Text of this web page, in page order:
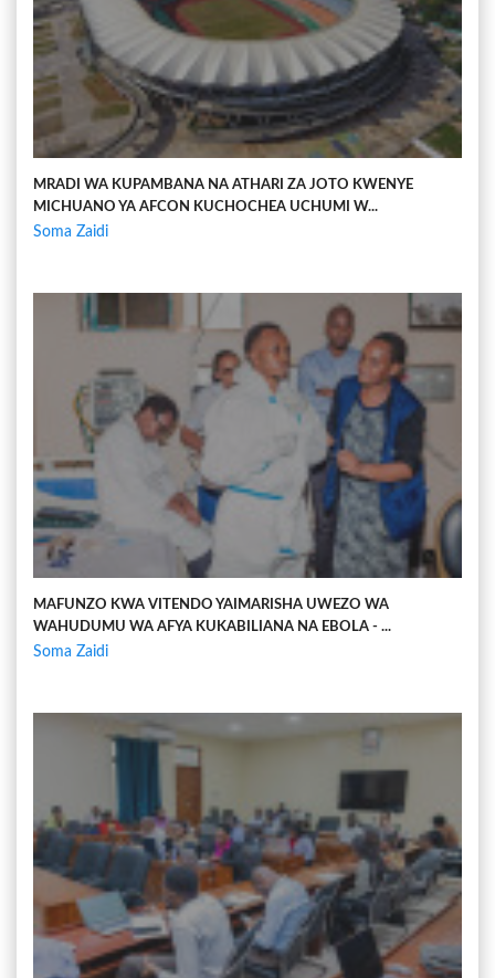
MRADI WA KUPAMBANA NA ATHARI ZA JOTO KWENYE
MICHUANO YA AFCON KUCHOCHEA UCHUMI W...
Soma Zaidi
MAFUNZO KWA VITENDO YAIMARISHA UWEZO WA
WAHUDUMU WA AFYA KUKABILIANA NA EBOLA - ...
Soma Zaidi